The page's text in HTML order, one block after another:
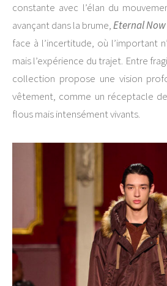
constante avec l’élan du
avançant dans la brume,Eternal Now
face à l’incertitude, où l’important
mais l’expérience du trajet. Entre
collection propose une vision
vêtement, comme un réceptacle
flous mais intensément vivants.